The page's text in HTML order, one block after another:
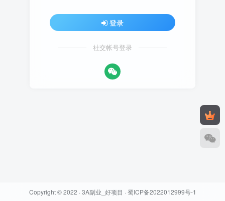
登录
社交帐号登录
Copyright © 2022 · 3A副业_好项目 · 蜀ICP备2022012999号-1